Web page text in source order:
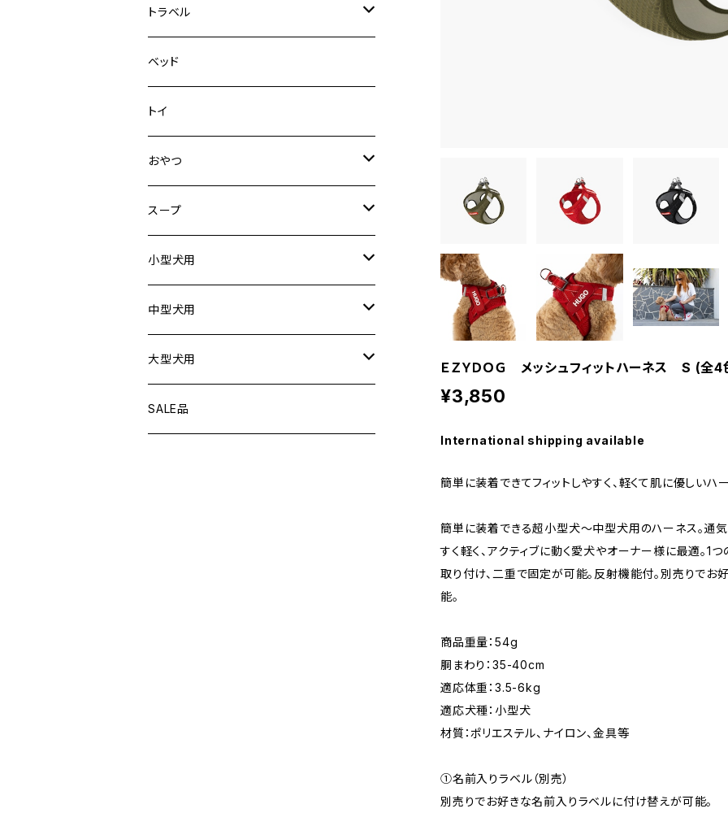
ＥＺＹＤＯＧ メッシュフィットハーネス S (全4
¥3,850
International shipping available
簡単に装着できてフィットしやすく、軽くて肌に優しいハ
簡単に装着できる超小型犬～中型犬用のハーネス。通気
すく軽く、アクティブに動く愛犬やオーナー様に最適。1
取り付け、二重で固定が可能。反射機能付。別売りで
能。
商品重量：54g
胴まわり：35-40cm
適応体重：3.5-6kg
適応犬種：小型犬
材質：ポリエステル、ナイロン、金具等
①名前入りラベル（別売）
別売りでお好きな名前入りラベルに付け替えが可能。
その他
その他
メッシュフィットハーネス
デニム＆コーデュロイ
その他
トラベル
ドライブハーネス
カーシートアタッチメント
クリック
ドライブシートカバー
ドライブボックス
ベッド
トイ
おやつ
犬用
猫用
スープ
犬用
猫用
小型犬用
リード
首輪
ハーネス
中型犬用
リード
首輪
大型犬用
リード
SALE品